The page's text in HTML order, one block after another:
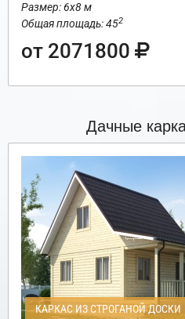
Размер: 6х8 м
Общая площадь: 452
от 2071800
Дачные
КАРКАС ИЗ СТРОГАНОЙ ДОСКИ